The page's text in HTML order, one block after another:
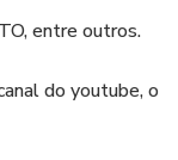
entre outros.
do youtube, o